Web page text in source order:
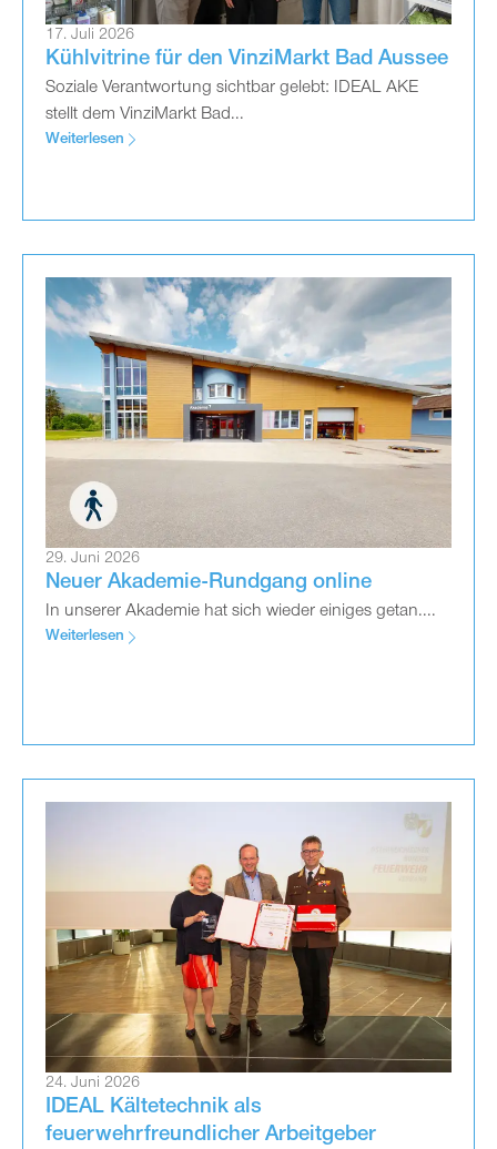
17. Juli 2026
Kühlvitrine für den VinziMarkt Bad Aussee
Soziale Verantwortung sichtbar gelebt: IDEAL AKE
stellt dem VinziMarkt Bad...
Weiterlesen
29. Juni 2026
Neuer Akademie-Rundgang online
In unserer Akademie hat sich wieder einiges getan....
Weiterlesen
24. Juni 2026
IDEAL Kältetechnik als
feuerwehrfreundlicher Arbeitgeber